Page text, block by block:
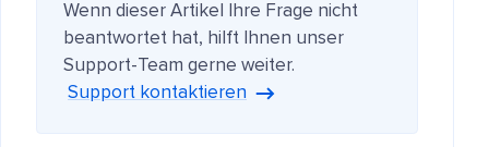
Wenn dieser Artikel Ihre Frage nicht
beantwortet hat, hilft Ihnen unser
Support-Team gerne weiter.
Support kontaktieren